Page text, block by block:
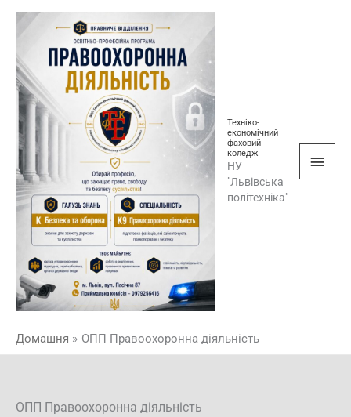
Перейти
Техніко-
економічний
фаховий
коледж
НУ
"Львівська
політехніка"
Домашня ОПП Правоохоронна діяльність
ОПП Правоохоронна діяльність